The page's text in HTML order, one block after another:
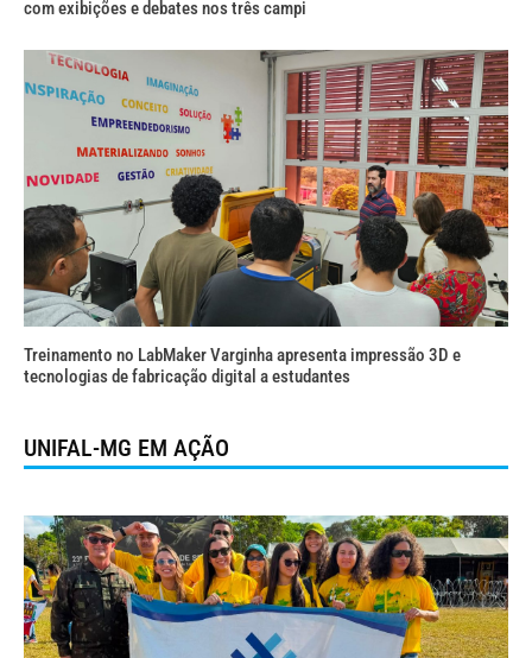
com exibições e debates nos três campi
Treinamento no LabMaker Varginha apresenta impressão 3D e
tecnologias de fabricação digital a estudantes
UNIFAL-MG EM AÇÃO